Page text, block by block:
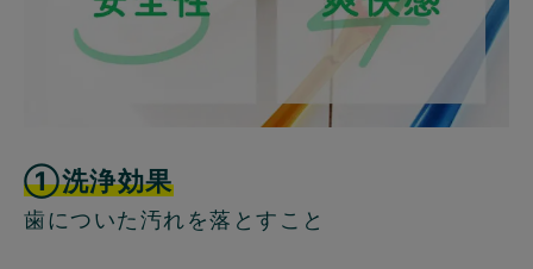
①洗浄効果
歯についた汚れを落とすこと